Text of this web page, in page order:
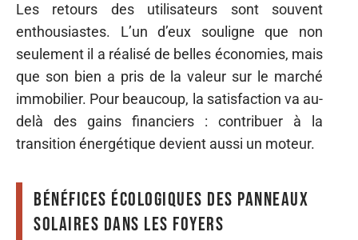
Les retours des utilisateurs sont souvent
enthousiastes. L’un d’eux souligne que non
seulement il a réalisé de belles économies, mais
que son bien a pris de la valeur sur le marché
immobilier. Pour beaucoup, la satisfaction va au-
delà des gains financiers : contribuer à la
transition énergétique devient aussi un moteur.
Bénéfices écologiques des panneaux
solaires dans les foyers